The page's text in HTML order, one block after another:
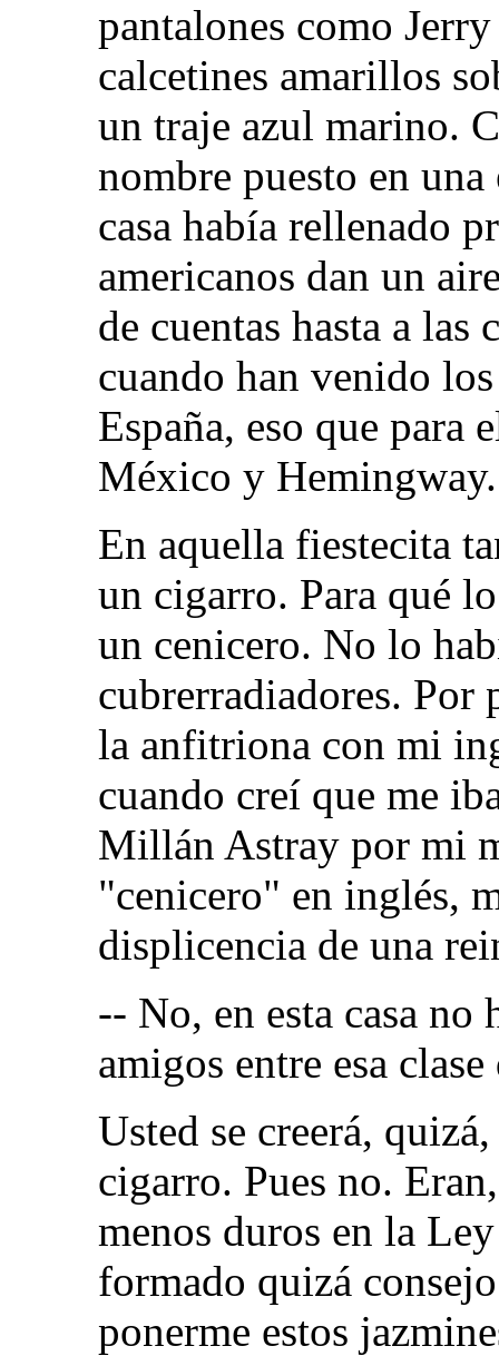
pantalones como
calcetines amarillos
un traje azul marino.
nombre puesto en
casa había rellenado
americanos dan un
de cuentas hasta a las
cuando han venido
España, eso que para
México y Hemingway.
En aquella fiestecita
un cigarro. Para qué
un cenicero. No lo
cubrerradiadores. Por
la anfitriona con mi
cuando creí que me
Millán Astray por mi
"cenicero" en inglés,
displicencia de una
-- No, en esta casa no
amigos entre esa
Usted se creerá,
cigarro. Pues no.
menos duros en la
formado quizá
ponerme estos